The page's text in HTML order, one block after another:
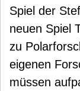
Spiel der
neuen Spiel
zu
eigenen
müssen